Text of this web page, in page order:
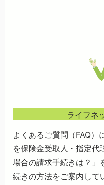
ライフネ
よくあるご質問（FAQ）
を保険金受取人・指定代
場合の請求手続きは？」
続きの方法をご案内して